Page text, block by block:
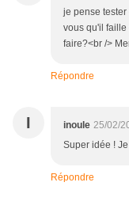
je pense
vous qu'il
faire?<br />
Répondre
I inoule 25/02/
Super idée !
Répondre